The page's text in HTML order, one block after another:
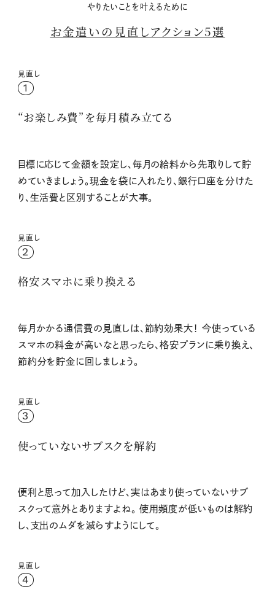
やりたいことを叶えるために
お金遣いの見直しアクション5選
見直し
1
“お楽しみ費”を毎月積み立てる
目標に応じて金額を設定し、毎月の給料から先取りして貯
めていきましょう。現金を袋に入れたり、銀行口座を分けた
り、生活費と区別することが大事。
見直し
2
格安スマホに乗り換える
毎月かかる通信費の見直しは、節約効果大！ 今使っている
スマホの料金が高いなと思ったら、格安プランに乗り換え、
節約分を貯金に回しましょう。
見直し
3
使っていないサブスクを解約
便利と思って加入したけど、実はあまり使っていないサブ
スクって意外とありますよね。 使用頻度が低いものは解約
し、支出のムダを減らすようにして。
見直し
4